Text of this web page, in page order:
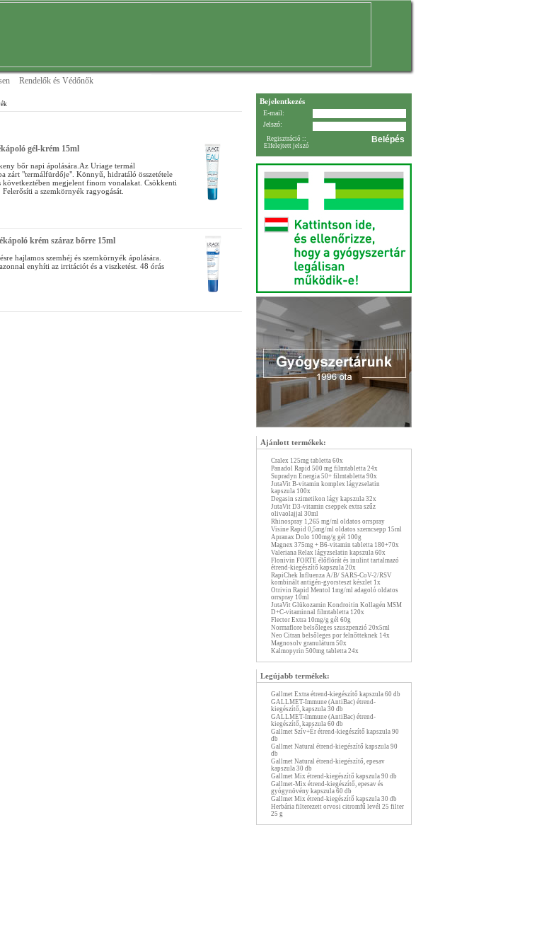
Rendelők és Védőnők
gél-krém 15ml
bőr napi ápolására.Az Uriage termál
zárt "termálfürdője". Könnyű, hidratáló összetétele
következtében megjelent finom vonalakat. Csökkenti
a szemkörnyék ragyogását.
krém száraz bőrre 15ml
hajlamos szemhéj és szemkörnyék ápolására.
enyhíti az irritációt és a viszketést. 48 órás
Bejelentkezés
E-mail:
Jelszó:
Regisztráció ::
Elfelejtett jelszó
Ajánlott termékek:
Cralex 125mg tabletta 60x
Panadol Rapid 500 mg filmtabletta 24x
Supradyn Energia 50+ filmtabletta 90x
JutaVit B-vitamin komplex lágyzselatin
kapszula 100x
Degasin szimetikon lágy kapszula 32x
JutaVit D3-vitamin cseppek extra szűz
olivaolajjal 30ml
Rhinospray 1,265 mg/ml oldatos orrspray
Visine Rapid 0,5mg/ml oldatos szemcsepp 15ml
Apranax Dolo 100mg/g gél 100g
Magnex 375mg + B6-vitamin tabletta 180+70x
Valeriana Relax lágyzselatin kapszula 60x
Flonivin FORTE élőflórát és inulint tartalmazó
étrend-kiegészítő kapszula 20x
RapiChek Influenza A/B/ SARS-CoV-2/RSV
kombinált antigén-gyorsteszt készlet 1x
Otrivin Rapid Mentol 1mg/ml adagoló oldatos
orrspray 10ml
JutaVit Glükozamin Kondroitin Kollagén MSM
D+C-vitaminnal filmtabletta 120x
Flector Extra 10mg/g gél 60g
Normaflore belsőleges szuszpenzió 20x5ml
Neo Citran belsőleges por felnőtteknek 14x
Magnosolv granulátum 50x
Kalmopyrin 500mg tabletta 24x
Legújabb termékek:
Gallmet Extra étrend-kiegészítő kapszula 60 db
GALLMET-Immune (AntiBac) étrend-
kiegészítő, kapszula 30 db
GALLMET-Immune (AntiBac) étrend-
kiegészítő, kapszula 60 db
Gallmet Szív+Ér étrend-kiegészítő kapszula 90
db
Gallmet Natural étrend-kiegészítő kapszula 90
db
Gallmet Natural étrend-kiegészítő, epesav
kapszula 30 db
Gallmet Mix étrend-kiegészítő kapszula 90 db
Gallmet-Mix étrend-kiegészítő, epesav és
gyógynövény kapszula 60 db
Gallmet Mix étrend-kiegészítő kapszula 30 db
Herbária filterezett orvosi citromfű levél 25 filter
25 g